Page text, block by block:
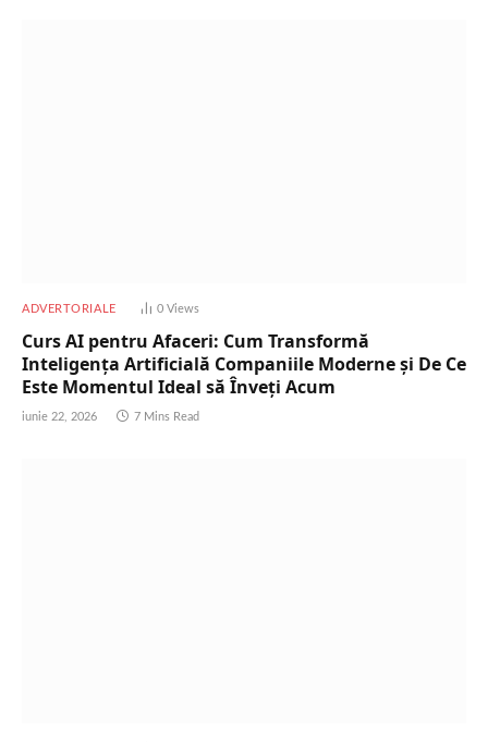
ADVERTORIALE 0 Views
Curs AI pentru Afaceri: Cum Transformă
Inteligența Artificială Companiile Moderne și De Ce
Este Momentul Ideal să Înveți Acum
iunie 22, 2026 7 Mins Read